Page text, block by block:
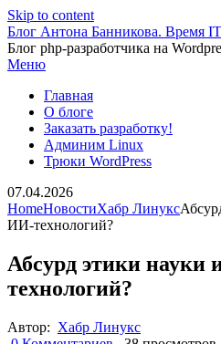
Skip to content
Блог Антона Банникова. Время IT
Блог php-разработчика на
Меню
Главная
О блоге
Заказать разработку!
Админим Linux
Трюки WordPress
07.04.2026
HomeНовостиХабр Линукс
ИИ-технологий?
Абсурд этики
технологий?
Автор: Хабр Линукс